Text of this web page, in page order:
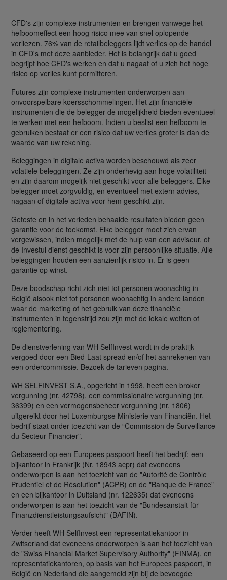
CFD's zijn complexe instrumenten en brengen vanwege het
hefboomeffect een hoog risico mee van snel oplopende
verliezen. 76% van de retailbeleggers lijdt verlies op de handel
in CFD's met deze aanbieder. Het is belangrijk dat u goed
begrijpt hoe CFD's werken en dat u nagaat of u zich het hoge
risico op verlies kunt permitteren.
Futures zijn complexe instrumenten onderworpen aan
onvoorspelbare koersschommelingen. Het zijn financiële
instrumenten die de belegger de mogelijkheid bieden eventueel
te werken met een hefboom. Indien u beslist een hefboom te
gebruiken bestaat er een risico dat uw verlies groter is dan de
waarde van uw rekening.
Beleggingen in digitale activa worden beschouwd als zeer
volatiele beleggingen. Ze zijn onderhevig aan hoge volatiliteit
en zijn daarom mogelijk niet geschikt voor alle beleggers. Elke
belegger moet zorgvuldig, en eventueel met extern advies,
nagaan of digitale activa voor hem geschikt zijn.
Geteste en in het verleden behaalde resultaten bieden geen
garantie voor de toekomst. Elke belegger moet zich ervan
vergewissen, indien mogelijk met de hulp van een adviseur, of
de Investui dienst geschikt is voor zijn persoonlijke situatie. Alle
beleggingen houden een aanzienlijk risico in. Er is geen
garantie op winst.
Deze boodschap richt zich niet tot personen woonachtig in
België alsook niet tot personen woonachtig in andere landen
waar de marketing of het gebruik van deze financiële
instrumenten in tegenstrijd zou zijn met de lokale wetten of
reglementering.
De dienstverlening van WH SelfInvest wordt in de praktijk
vergoed door een Bied-Laat spread en/of het aanrekenen van
een ordercommissie. Bezoek de tarieven pagina.
WH SELFINVEST S.A., opgericht in 1998, heeft een broker
vergunning (nr. 42798), een commissionaire vergunning (nr.
36399) en een vermogensbeheer vergunning (nr. 1806)
uitgereikt door het Luxemburgse Ministerie van Financiën. Het
bedrijf staat onder toezicht van de “Commission de Surveillance
du Secteur Financier".
Gebaseerd op een Europees paspoort heeft het bedrijf: een
bijkantoor in Frankrijk (Nr. 18943 acpr) dat eveneens
onderworpen is aan het toezicht van de "Autorité de Contrôle
Prudentiel et de Résolution" (ACPR) en de "Banque de France"
en een bijkantoor in Duitsland (nr. 122635) dat eveneens
onderworpen is aan het toezicht van de "Bundesanstalt für
Finanzdienstleistungsaufsicht" (BAFIN).
Verder heeft WH SelfInvest een representatiekantoor in
Zwitserland dat eveneens onderworpen is aan het toezicht van
de "Swiss Financial Market Supervisory Authority" (FINMA), en
representatiekantoren, op basis van het Europees paspoort, in
België en Nederland die aangemeld zijn bij de bevoegde